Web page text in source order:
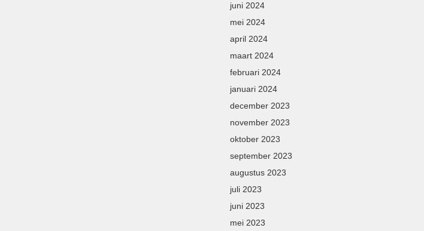
juni 2024
mei 2024
april 2024
maart 2024
februari 2024
januari 2024
december 2023
november 2023
oktober 2023
september 2023
augustus 2023
juli 2023
juni 2023
mei 2023